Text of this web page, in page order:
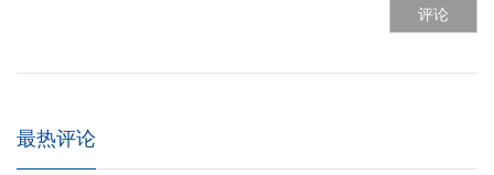
评论
最热评论